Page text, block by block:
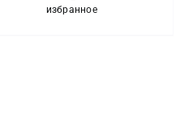
Набор
избранное